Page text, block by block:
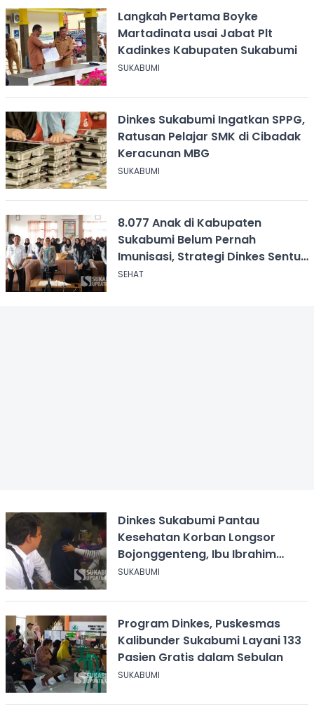
Langkah Pertama Boyke
Martadinata usai Jabat Plt
Kadinkes Kabupaten Sukabumi
SUKABUMI
Dinkes Sukabumi Ingatkan SPPG,
Ratusan Pelajar SMK di Cibadak
Keracunan MBG
SUKABUMI
8.077 Anak di Kabupaten
Sukabumi Belum Pernah
Imunisasi, Strategi Dinkes Sentuh
Zero Dose
SEHAT
Dinkes Sukabumi Pantau
Kesehatan Korban Longsor
Bojonggenteng, Ibu Ibrahim
Masih Trauma
SUKABUMI
Program Dinkes, Puskesmas
Kalibunder Sukabumi Layani 133
Pasien Gratis dalam Sebulan
SUKABUMI